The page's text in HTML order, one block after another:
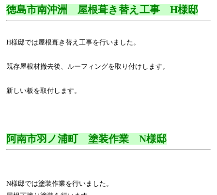
徳島市南沖洲 屋根葺き替え工事 H様邸
H様邸では屋根葺き替え工事を行いました。
既存屋根材撤去後、ルーフィングを取り付けします。
新しい板を取付します。
阿南市羽ノ浦町 塗装作業 N様邸
N様邸では塗装作業を行いました。